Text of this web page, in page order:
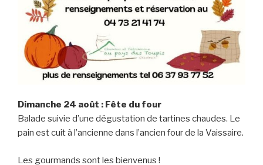
Dimanche 24 août : Fête du four
Balade suivie d’une dégustation de tartines chaudes. Le
pain est cuit à l’ancienne dans l’ancien four de la Vaissaire.
Les gourmands sont les bienvenus !